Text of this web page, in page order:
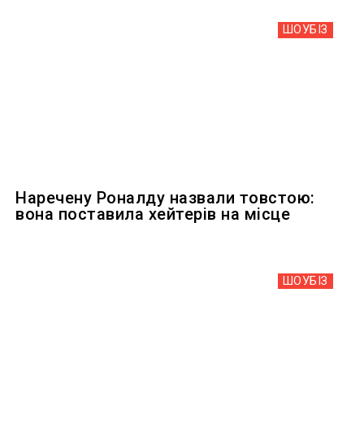
ШОУБIЗ
Наречену Роналду назвали товстою:
вона поставила хейтерів на місце
ШОУБIЗ